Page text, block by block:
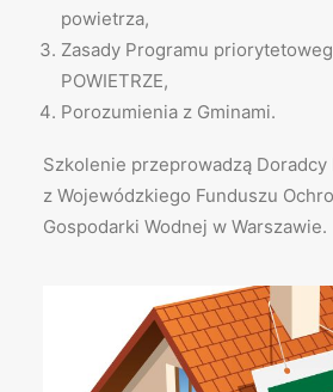
powietrza,
Zasady Programu
POWIETRZE,
Porozumienia z Gminami.
Szkolenie przeprowadzą Doradcy
z Wojewódzkiego Funduszu
Gospodarki Wodnej w Warszawie.